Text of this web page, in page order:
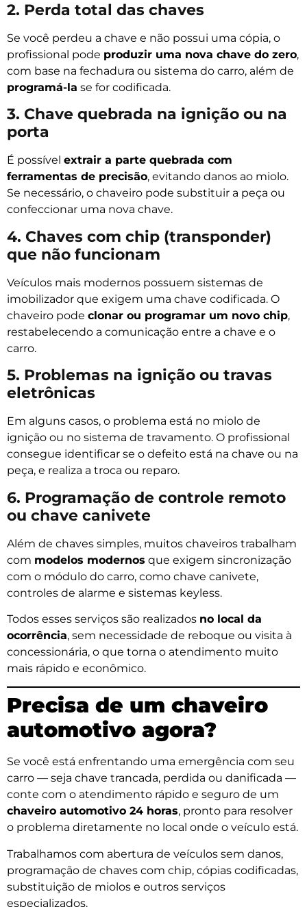
2. Perda total das chaves
Se você perdeu a chave e não possui uma cópia, o
profissional pode produzir uma nova chave do zero,
com base na fechadura ou sistema do carro, além de
programá-la se for codificada.
3. Chave quebrada na ignição ou na
porta
É possível extrair a parte quebrada com
ferramentas de precisão, evitando danos ao miolo.
Se necessário, o chaveiro pode substituir a peça ou
confeccionar uma nova chave.
4. Chaves com chip (transponder)
que não funcionam
Veículos mais modernos possuem sistemas de
imobilizador que exigem uma chave codificada. O
chaveiro pode clonar ou programar um novo chip,
restabelecendo a comunicação entre a chave e o
carro.
5. Problemas na ignição ou travas
eletrônicas
Em alguns casos, o problema está no miolo de
ignição ou no sistema de travamento. O profissional
consegue identificar se o defeito está na chave ou na
peça, e realiza a troca ou reparo.
6. Programação de controle remoto
ou chave canivete
Além de chaves simples, muitos chaveiros trabalham
com modelos modernos que exigem sincronização
com o módulo do carro, como chave canivete,
controles de alarme e sistemas keyless.
Todos esses serviços são realizados no local da
ocorrência, sem necessidade de reboque ou visita à
concessionária, o que torna o atendimento muito
mais rápido e econômico.
Precisa de um chaveiro
automotivo agora?
Se você está enfrentando uma emergência com seu
carro — seja chave trancada, perdida ou danificada —
conte com o atendimento rápido e seguro de um
chaveiro automotivo 24 horas, pronto para resolver
o problema diretamente no local onde o veículo está.
Trabalhamos com abertura de veículos sem danos,
programação de chaves com chip, cópias codificadas,
substituição de miolos e outros serviços
especializados.